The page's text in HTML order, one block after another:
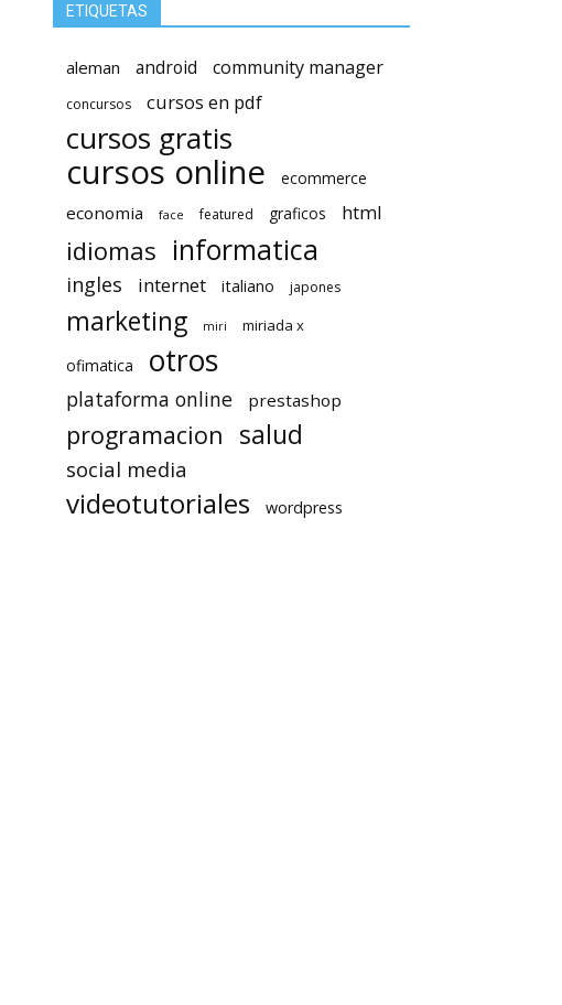
ETIQUETAS
aleman android community manager
concursos cursos en pdf
cursos gratis
cursos online ecommerce
economia face featured graficos html
idiomas informatica
ingles internet italiano japones
marketing miri miriada x
ofimatica otros
plataforma online prestashop
programacion salud
social media
videotutoriales wordpress